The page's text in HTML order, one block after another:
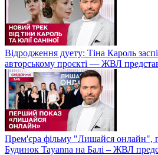
Відродження дуету: Тіна Кароль
авторському проєкті — ЖВЛ
Прем'єра фільму "Лишайся онлайн",
Будинок Tayanna на Балі – ЖВЛ